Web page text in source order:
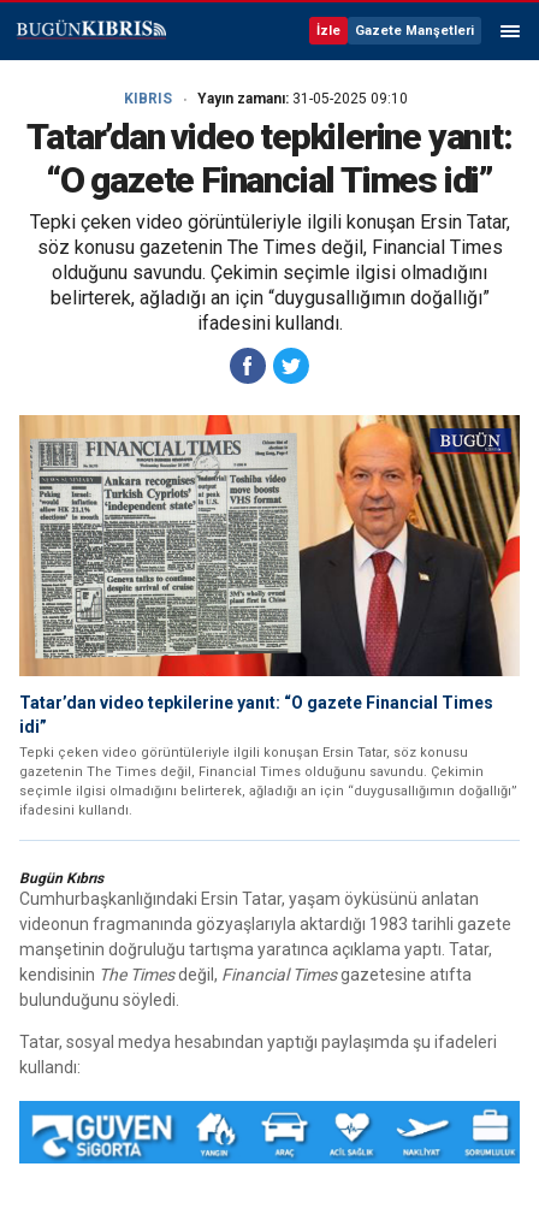
İzle Gazete Manşetleri
KIBRIS Yayın zamanı: 31-05-2025 09:10
Tatar’dan video tepkilerine yanıt:
“O gazete Financial Times idi”
Tepki çeken video görüntüleriyle ilgili konuşan Ersin Tatar,
söz konusu gazetenin The Times değil, Financial Times
olduğunu savundu. Çekimin seçimle ilgisi olmadığını
belirterek, ağladığı an için “duygusallığımın doğallığı”
ifadesini kullandı.
Tatar’dan video tepkilerine yanıt: “O gazete Financial Times
idi”
Tepki çeken video görüntüleriyle ilgili konuşan Ersin Tatar, söz konusu
gazetenin The Times değil, Financial Times olduğunu savundu. Çekimin
seçimle ilgisi olmadığını belirterek, ağladığı an için “duygusallığımın doğallığı”
ifadesini kullandı.
Bugün Kıbrıs
Cumhurbaşkanlığındaki Ersin Tatar, yaşam öyküsünü anlatan
videonun fragmanında gözyaşlarıyla aktardığı 1983 tarihli gazete
manşetinin doğruluğu tartışma yaratınca açıklama yaptı. Tatar,
kendisinin The Timesdeğil, Financial Timesgazetesine atıfta
bulunduğunu söyledi.
Tatar, sosyal medya hesabından yaptığı paylaşımda şu ifadeleri
kullandı: